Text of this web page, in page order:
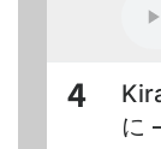
4
に